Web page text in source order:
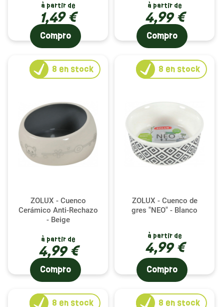
à partir de
1,49 €
Compro
à partir de
4,99 €
Compro
ZOLUX - Cuenco
Cerámico Anti-Rechazo
- Beige
à partir de
4,99 €
8 en stock
Compro
ZOLUX - Cuenco de
gres "NEO" - Blanco
à partir de
4,99 €
8 en stock
Compro
8 en stock 8 en stock